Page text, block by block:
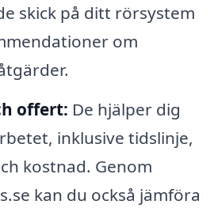
skick på ditt rörsystem
om
offert: De hjälper dig
inklusive tidslinje,
kostnad. Genom
kan du också jämföra